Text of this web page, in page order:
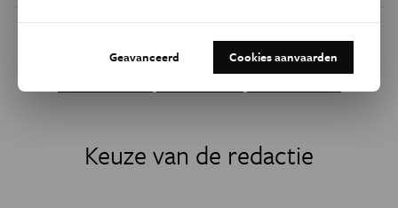
Dit artikel delen op:
Twitter Linkedin
Keuze van de redactie
Geavanceerd Cookies aanvaarden